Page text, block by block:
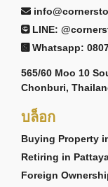
LINE:
Whatsapp:
565/60 Moo 10
Chonburi,
บล็อก
Buying Property
Retiring in
Foreign